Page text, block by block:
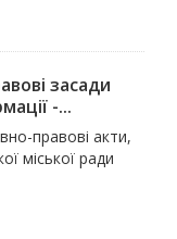
засади
-...
правові акти,
міської ради